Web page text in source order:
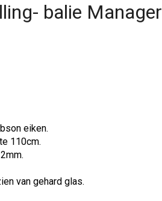
balie Manager
eiken.
110cm.
van gehard glas.